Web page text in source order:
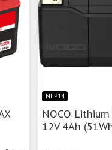
NLP14
NOCO
12V 4Ah